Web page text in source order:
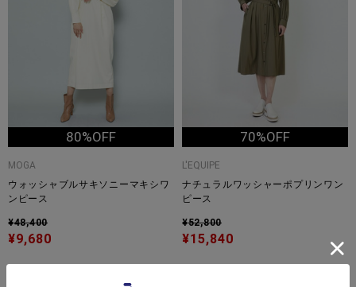
80%OFF
MOGA
ウォッシャブルサキソニーマキシワ
ンピース
¥48,400
¥9,680
70%OFF
L'EQUIPE
ナチュラルワッシャーポプリンワン
ピース
¥52,800
¥15,840